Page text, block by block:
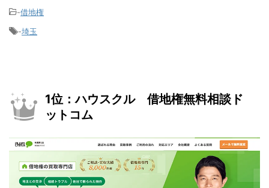
-借地権
-埼玉
1位：ハウスクル 借地権無料相談ド
ットコム